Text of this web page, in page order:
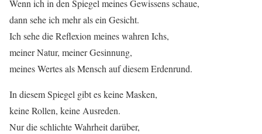
Wenn ich in den Spiegel meines Gewissens schaue,
dann sehe ich mehr als ein Gesicht.
Ich sehe die Reflexion meines wahren Ichs,
meiner Natur, meiner Gesinnung,
meines Wertes als Mensch auf diesem Erdenrund.
In diesem Spiegel gibt es keine Masken,
keine Rollen, keine Ausreden.
Nur die schlichte Wahrheit darüber,